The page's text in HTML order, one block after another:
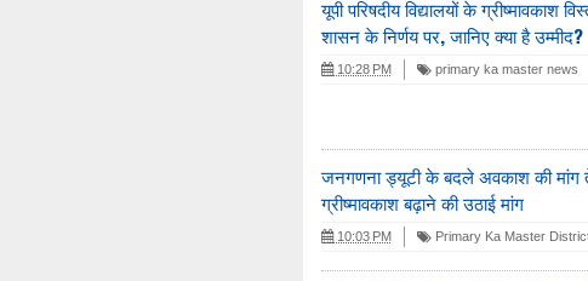
यूपी परिषदीय विद्यालयों के ग्रीष्मावकाश
शासन के निर्णय पर, जानिए क्या है उम्मीद?
10:28 PM primary ka master news
जनगणना ड्यूटी के बदले अवकाश की मांग
ग्रीष्मावकाश बढ़ाने की उठाई मांग
10:03 PM Primary Ka Master